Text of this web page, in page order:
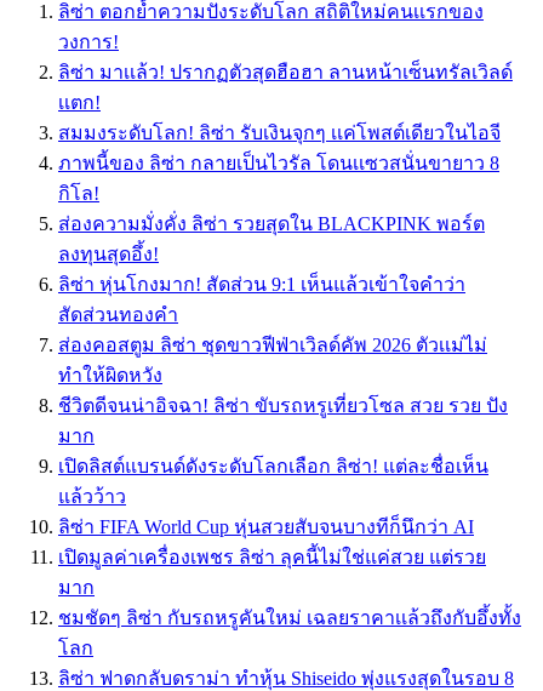
ลิซ่า ตอกย้ำความปังระดับโลก สถิติใหม่คนเเรกของ
วงการ!
ลิซ่า มาเเล้ว! ปรากฏตัวสุดฮือฮา ลานหน้าเซ็นทรัลเวิลด์
เเตก!
สมมงระดับโลก! ลิซ่า รับเงินจุกๆ เเค่โพสต์เดียวในไอจี
ภาพนี้ของ ลิซ่า กลายเป็นไวรัล โดนเเซวสนั่นขายาว 8
กิโล!
ส่องความมั่งคั่ง ลิซ่า รวยสุดใน BLACKPINK พอร์ต
ลงทุนสุดอึ้ง!
ลิซ่า หุ่นโกงมาก! สัดส่วน 9:1 เห็นแล้วเข้าใจคำว่า
สัดส่วนทองคำ
ส่องคอสตูม ลิซ่า ชุดขาวฟีฟ่าเวิลด์คัพ 2026 ตัวเเม่ไม่
ทำให้ผิดหวัง
ชีวิตดีจนน่าอิจฉา! ลิซ่า ขับรถหรูเที่ยวโซล สวย รวย ปัง
มาก
เปิดลิสต์แบรนด์ดังระดับโลกเลือก ลิซ่า! แต่ละชื่อเห็น
แล้วว้าว
ลิซ่า FIFA World Cup หุ่นสวยสับจนบางทีก็นึกว่า AI
เปิดมูลค่าเครื่องเพชร ลิซ่า ลุคนี้ไม่ใช่แค่สวย แต่รวย
มาก
ชมชัดๆ ลิซ่า กับรถหรูคันใหม่ เฉลยราคาเเล้วถึงกับอึ้งทั้ง
โลก
ลิซ่า ฟาดกลับดราม่า ทำหุ้น Shiseido พุ่งแรงสุดในรอบ 8